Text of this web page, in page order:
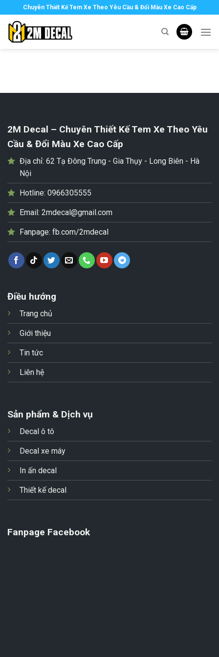
to
content
Chuyên Thiết Kế Tem Xe Theo Yêu Cầu & Đổi Màu Xe Cao Cấp
2M Decal – Chuyên Thiết Kế Tem Xe Theo Yêu
Cầu & Đổi Màu Xe Cao Cấp
Địa chỉ: 62 Tạ Đông Trung - Gia Thụy - Long Biên - Hà
Nội
Hotline: 0966305555
Email: 2mdecal@gmail.com
Fanpage: fb.com/2mdecal
Điều hướng
Trang chủ
Giới thiệu
Tin tức
Liên hệ
Sản phẩm & Dịch vụ
Decal ô tô
Decal xe máy
In ấn decal
Thiết kế decal
Fanpage Facebook